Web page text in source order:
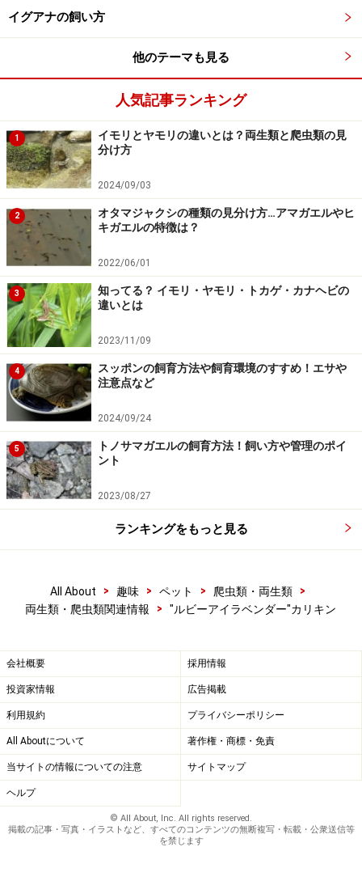
Amazonで人気のペット用品をチェック！
イグアナの飼い方
他のテーマも見る
人気記事ランキング
1
イモリとヤモリの違いとは？両生類と爬虫類の見
分け方
2024/09/03
2
オタマジャクシの種類の見分け方…アマガエルやヒ
キガエルの特徴は？
2022/06/01
3
知ってる？ イモリ・ヤモリ・トカゲ・カナヘビの
違いとは
2023/11/09
4
スッポンの飼育方法や飼育環境のすすめ！エサや
注意点など
2024/09/24
5
トノサマガエルの飼育方法！飼い方や管理のポイ
ント
2023/08/27
ランキングをもっと見る
All About > 趣味 > ペット > 爬虫類・両生類
>
両生類・爬虫類関連情報
> "ルビーアイラベンダー"カリキン
会社概要 採用情報
投資家情報 広告掲載
利用規約 プライバシーポリシー
All Aboutについて 著作権・商標・免責
当サイトの情報についての注意 サイトマップ
ヘルプ
© All About, Inc. All rights reserved.
掲載の記事・写真・イラストなど、すべてのコンテンツの無断複写・転載・公衆送信等
を禁じます